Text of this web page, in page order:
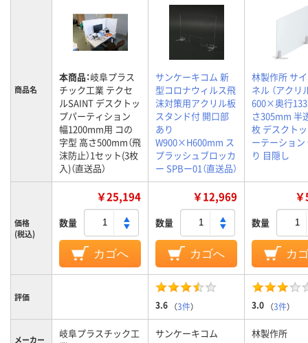
商品名
本商品：岐阜プラス
チック工業 テクセ
ルSAINT デスクトッ
プパーティション
幅1200mm用 コの
字型 高さ500mm（飛
沫防止）1セット(3枚
入)（直送品）
サンケーキコム 新
型コロナウィルス飛
沫対策用アクリル板
スタンド付 開口部
あり
W900×H600mm ス
プラッシュブロッカ
ー SPBー01（直送品）
林製作所 サ
ネル （アクリ
600×奥行
さ305mm 半
枚 デスクト
ーテーション
り 目隠し
価格
(税込)
￥25,194
数量
カゴへ
￥12,969
数量
カゴへ
数量
カ
評価
3.6 （3件） 3.0 （3件）
メーカー
岐阜プラスチック工
サンケーキコム 林製作所